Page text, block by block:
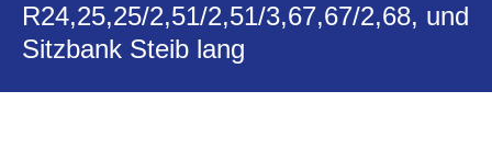
R24,25,25/2,51/2,51/3,67,67/2,68, und
Sitzbank Steib lang